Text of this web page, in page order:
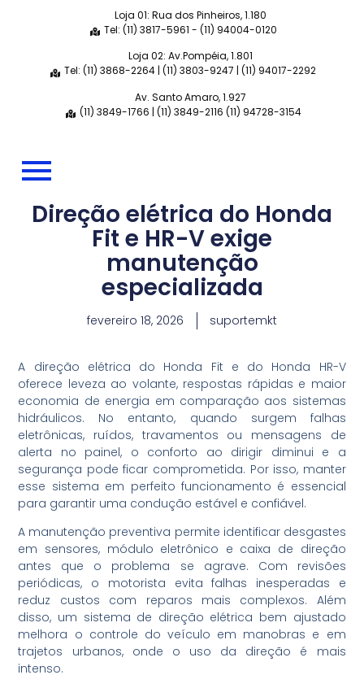
Loja 01: Rua dos Pinheiros, 1.180
Tel: (11) 3817-5961 - (11) 94004-0120
Loja 02: Av.Pompéia, 1.801
Tel: (11) 3868-2264 | (11) 3803-9247 | (11) 94017-2292
Av. Santo Amaro, 1.927
(11) 3849-1766 | (11) 3849-2116 (11) 94728-3154
Direção elétrica do Honda
Fit e HR-V exige
manutenção
especializada
fevereiro 18, 2026 suportemkt
A direção elétrica do Honda Fit e do Honda HR-V
oferece leveza ao volante, respostas rápidas e maior
economia de energia em comparação aos sistemas
hidráulicos. No entanto, quando surgem falhas
eletrônicas, ruídos, travamentos ou mensagens de
alerta no painel, o conforto ao dirigir diminui e a
segurança pode ficar comprometida. Por isso, manter
esse sistema em perfeito funcionamento é essencial
para garantir uma condução estável e confiável.
A manutenção preventiva permite identificar desgastes
em sensores, módulo eletrônico e caixa de direção
antes que o problema se agrave. Com revisões
periódicas, o motorista evita falhas inesperadas e
reduz custos com reparos mais complexos. Além
disso, um sistema de direção elétrica bem ajustado
melhora o controle do veículo em manobras e em
trajetos urbanos, onde o uso da direção é mais
intenso.